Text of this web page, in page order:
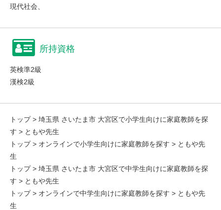
現代社会、
所持資格
英検準2級
漢検2級
トップ> 埼玉県 さいたま市 大宮区で小学生向けに家庭教師を探
す > ともや先生
トップ> オンラインで小学生向けに家庭教師を探す > ともや先
生
トップ> 埼玉県 さいたま市 大宮区で中学生向けに家庭教師を探
す > ともや先生
トップ> オンラインで中学生向けに家庭教師を探す > ともや先
生